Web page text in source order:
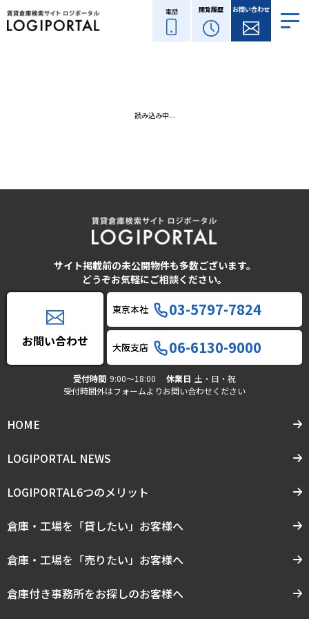
電話 閲覧履歴 お問い合わせ
読み込み中...
サイト掲載前の未公開物件も多数ございます。
どうぞお気軽にご相談ください。
お問い合わせ
東京本社 03-5797-7824
大阪支店 06-6130-9000
受付時間 9:00〜18:00 休業日 土・日・祝
受付時間外はフォームよりお問い合わせください
HOME
LOGIPORTAL NEWS
LOGIPORTAL6つのメリット
倉庫・工場を「貸したい」お客様へ
倉庫・工場を「売りたい」お客様へ
倉庫付き事務所をお探しのお客様へ